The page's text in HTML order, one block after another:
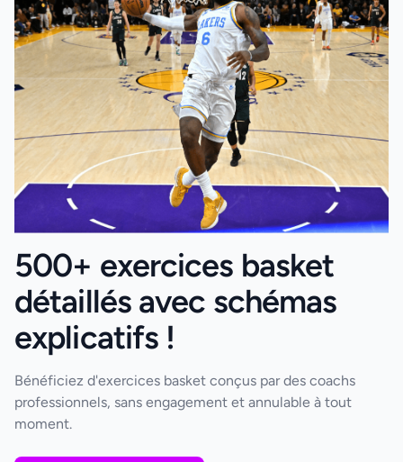
500+ exercices basket
détaillés avec schémas
explicatifs !
Bénéficiez d'exercices basket conçus par des coachs
professionnels, sans engagement et annulable à tout
moment.